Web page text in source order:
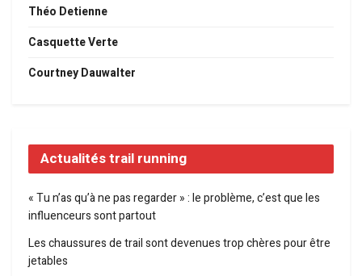
Théo Detienne
Casquette Verte
Courtney Dauwalter
Actualités trail running
« Tu n’as qu’à ne pas regarder » : le problème, c’est que les
influenceurs sont partout
Les chaussures de trail sont devenues trop chères pour être
jetables